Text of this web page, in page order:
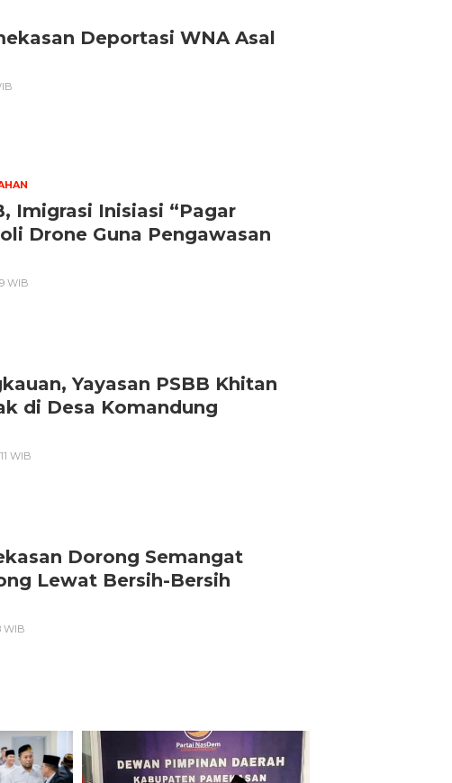
Deportasi WNA Asal
Imigrasi Inisiasi “Pagar
Drone Guna Pengawasan
WIB
Yayasan PSBB Khitan
di Desa Komandung
WIB
Dorong Semangat
Lewat Bersih-Bersih
WIB